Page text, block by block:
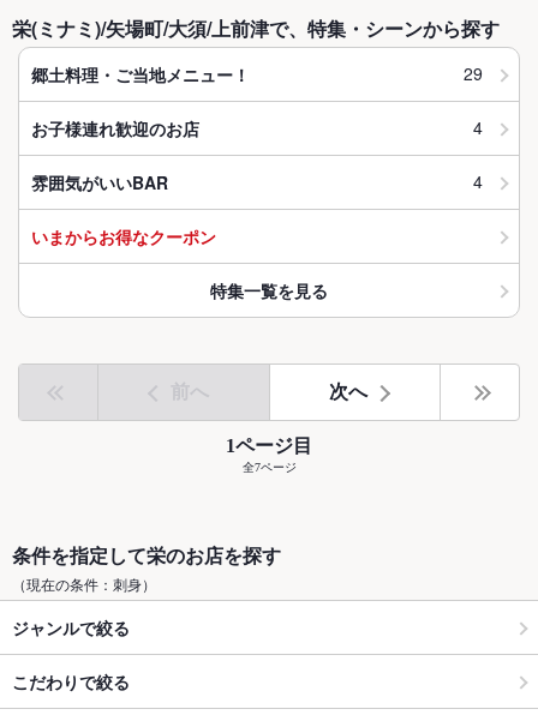
栄(ミナミ)/矢場町/大須/上前津で、特集・シーンから探す
郷土料理・ご当地メニュー！ 29
お子様連れ歓迎のお店 4
雰囲気がいいBAR 4
いまからお得なクーポン
特集一覧を見る
前へ 次へ
1ページ目
全7ページ
条件を指定して栄のお店を探す
（現在の条件：刺身）
ジャンルで絞る
こだわりで絞る